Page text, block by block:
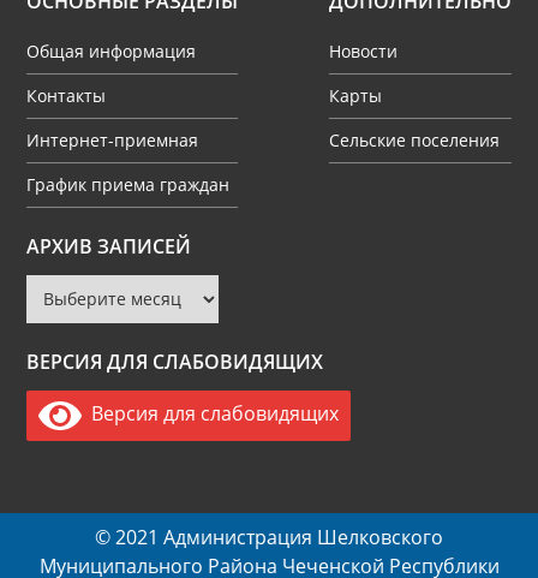
Общая информация
Контакты
Интернет-приемная
График приема граждан
Новости
Карты
Сельские поселения
АРХИВ ЗАПИСЕЙ
Архив
записей
ВЕРСИЯ ДЛЯ СЛАБОВИДЯЩИХ
Версия для слабовидящих
© 2021 Администрация Шелковского
Муниципального Района Чеченской Республики